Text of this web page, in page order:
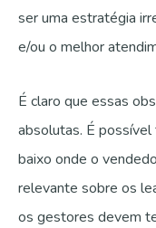
ser uma estratégia
e/ou o melhor
É claro que essas
absolutas. É
baixo onde o
relevante sobre os
os gestores devem